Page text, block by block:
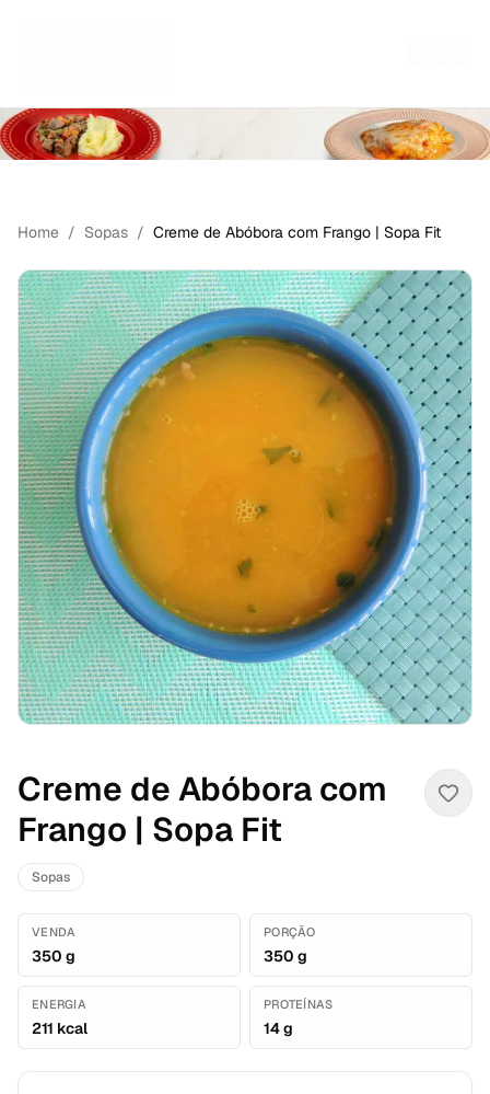
Home / Sopas / Creme de Abóbora com Frango | Sopa Fit
Creme de Abóbora com
Frango | Sopa Fit
Sopas
VENDA
350 g
PORÇÃO
350 g
ENERGIA
211 kcal
PROTEÍNAS
14 g